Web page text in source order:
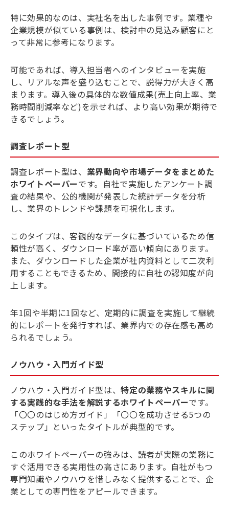
特に効果的なのは、実社名を出した事例です。業種や
企業規模が似ている事例は、検討中の見込み顧客にと
って非常に参考になります。
可能であれば、導入担当者へのインタビューを実施
し、リアルな声を盛り込むことで、説得力が大きく高
まります。導入後の具体的な数値成果(売上向上率、業
務時間削減率など)を示せれば、より高い効果が期待で
きるでしょう。
調査レポート型
調査レポート型は、 業界動向や市場データをまとめた
ホワイトペーパーです。自社で実施したアンケート調
査の結果や、公的機関が発表した統計データを分析
し、業界のトレンドや課題を可視化します。
このタイプは、客観的なデータに基づいているため信
頼性が高く、ダウンロード率が高い傾向にあります。
また、ダウンロードした企業が社内資料として二次利
用することもできるため、間接的に自社の認知度が向
上します。
年1回や半期に1回など、定期的に調査を実施して継続
的にレポートを発行すれば、業界内での存在感も高め
られるでしょう。
ノウハウ・入門ガイド型
ノウハウ・入門ガイド型は、特定の業務やスキルに関
する実践的な手法を解説するホワイトペーパーです。
「〇〇のはじめ方ガイド」「〇〇を成功させる5つの
ステップ」といったタイトルが典型的です。
このホワイトペーパーの強みは、読者が実際の業務に
すぐ活用できる実用性の高さにあります。自社がもつ
専門知識やノウハウを惜しみなく提供することで、企
業としての専門性をアピールできます。